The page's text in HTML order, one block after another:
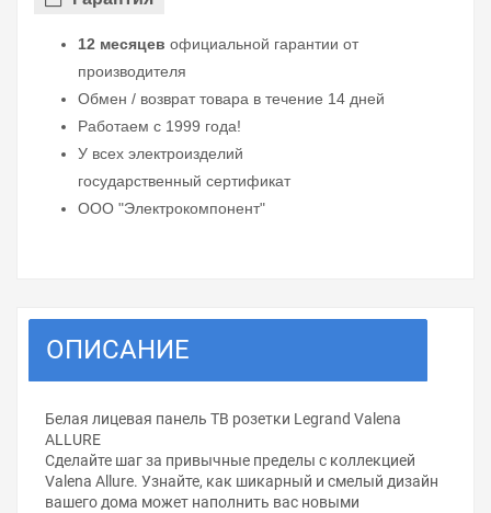
12 месяцев официальной гарантии от
производителя
Обмен / возврат товара в течение 14 дней
Работаем с 1999 года!
У всех электроизделий
государственный сертификат
ООО "Электрокомпонент"
ОПИСАНИЕ
Белая лицевая панель ТВ розетки Legrand Valena
ALLURE
Сделайте шаг за привычные пределы с коллекцией
Valena Allure. Узнайте, как шикарный и смелый дизайн
вашего дома может наполнить вас новыми